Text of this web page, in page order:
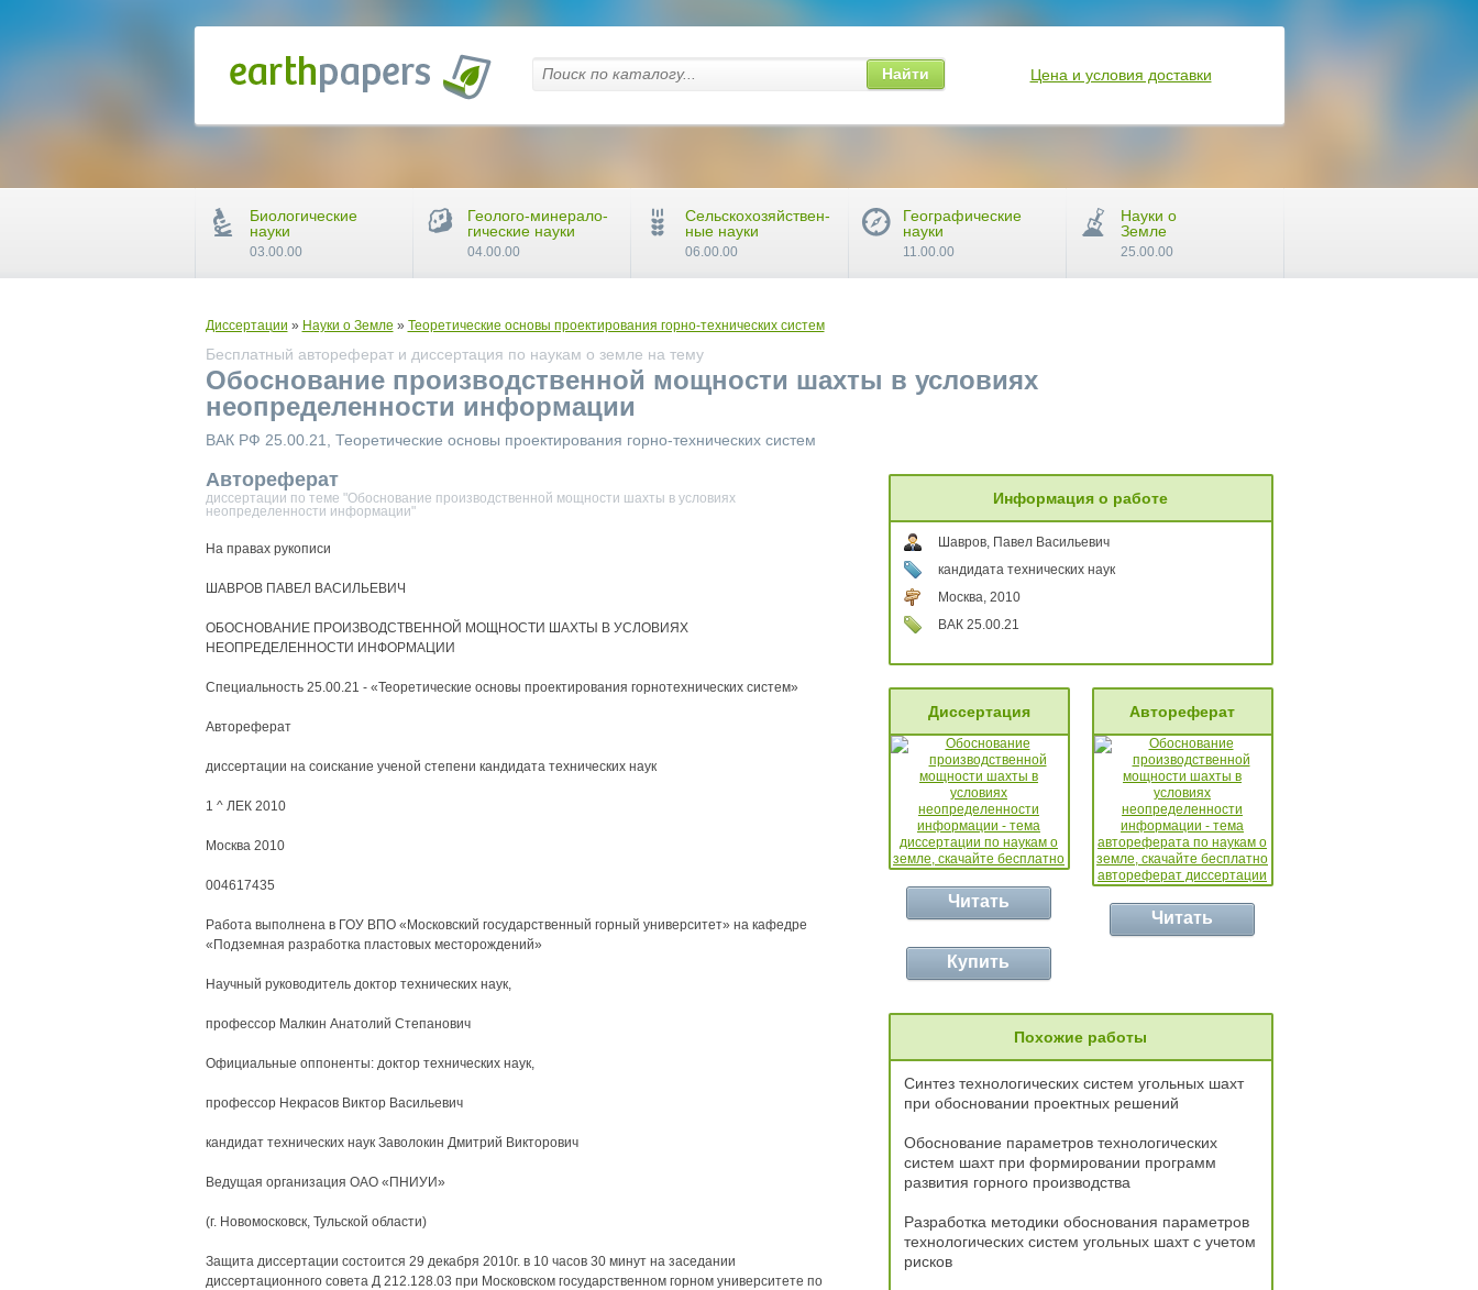
Диссертации » Науки о Земле » Теоретические основы проектирования горно-технических систем
Бесплатный автореферат и диссертация по наукам о земле на тему
Обоснование производственной мощности шахты в условиях
неопределенности информации
ВАК РФ 25.00.21, Теоретические основы проектирования горно-технических систем
Автореферат
диссертации по теме "Обоснование производственной мощности шахты в условиях
неопределенности информации"
На правах рукописи
ШАВРОВ ПАВЕЛ ВАСИЛЬЕВИЧ
ОБОСНОВАНИЕ ПРОИЗВОДСТВЕННОЙ МОЩНОСТИ ШАХТЫ В УСЛОВИЯХ
НЕОПРЕДЕЛЕННОСТИ ИНФОРМАЦИИ
Специальность 25.00.21 - «Теоретические основы проектирования горнотехнических систем»
Автореферат
диссертации на соискание ученой степени кандидата технических наук
1 ^ ЛЕК 2010
Москва 2010
004617435
Работа выполнена в ГОУ ВПО «Московский государственный горный университет» на кафедре
«Подземная разработка пластовых месторождений»
Научный руководитель доктор технических наук,
профессор Малкин Анатолий Степанович
Официальные оппоненты: доктор технических наук,
профессор Некрасов Виктор Васильевич
кандидат технических наук Заволокин Дмитрий Викторович
Ведущая организация ОАО «ПНИУИ»
(г. Новомосковск, Тульской области)
Защита диссертации состоится 29 декабря 2010г. в 10 часов 30 минут на заседании
диссертационного совета Д 212.128.03 при Московском государственном горном университете по
Информация о работе
Шавров, Павел Васильевич
кандидата технических наук
Москва, 2010
ВАК 25.00.21
Диссертация
Читать
Автореферат
Читать
Купить
Похожие работы
Синтез технологических систем угольных шахт
при обосновании проектных решений
Обоснование параметров технологических
систем шахт при формировании программ
развития горного производства
Разработка методики обоснования параметров
технологических систем угольных шахт с учетом
рисков
Найти Цена и условия доставки
Биологические
науки
03.00.00
Геолого-минерало-
гические науки
04.00.00
Сельскохозяйствен-
ные науки
06.00.00
Географические
науки
11.00.00
Науки о
Земле
25.00.00